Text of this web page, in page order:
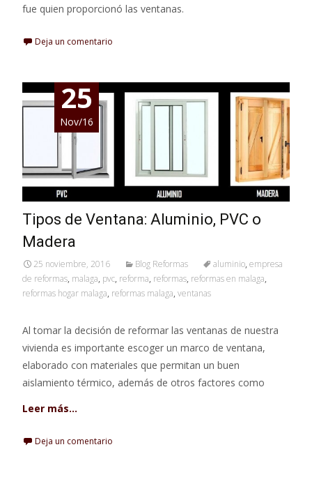
fue quien proporcionó las ventanas.
Deja un comentario
25
Nov/16
Tipos de Ventana: Aluminio, PVC o
Madera
25 noviembre, 2016 Blog Reformas aluminio, empresa
de reformas, malaga, pvc, reforma, reformas, reformas en malaga,
reformas hogar malaga, reformas malaga, ventanas
Al tomar la decisión de reformar las ventanas de nuestra
vivienda es importante escoger un marco de ventana,
elaborado con materiales que permitan un buen
aislamiento térmico, además de otros factores como
Leer más…
Deja un comentario